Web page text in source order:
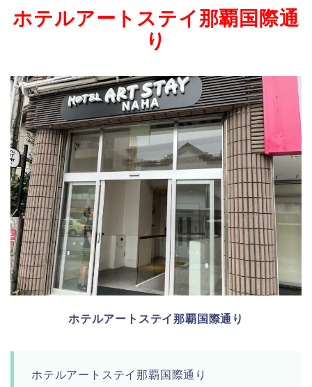
ホテルアートステイ那覇国際通
り
ホテルアートステイ那覇国際通り
ホテルアートステイ那覇国際通り